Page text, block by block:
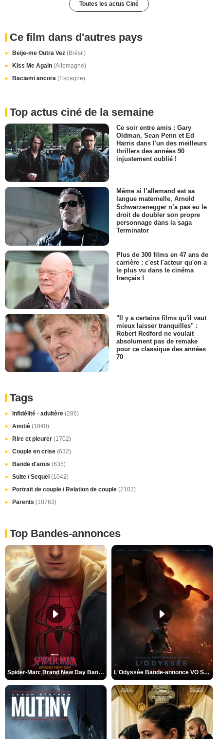
Toutes les actus Ciné
Ce film dans d'autres pays
Beije-me Outra Vez (Brésil)
Kiss Me Again (Allemagne)
Baciami ancora (Espagne)
Top actus ciné de la semaine
Ce soir entre amis : Gary
Oldman, Sean Penn et Ed
Harris dans l'un des meilleurs
thrillers des années 90
injustement oublié !
Même si l’allemand est sa
langue maternelle, Arnold
Schwarzenegger n’a pas eu le
droit de doubler son propre
personnage dans la saga
Terminator
Plus de 300 films en 47 ans de
carrière : c'est l'acteur qu'on a
le plus vu dans le cinéma
français !
"Il y a certains films qu'il vaut
mieux laisser tranquilles" :
Robert Redford ne voulait
absolument pas de remake
pour ce classique des années
70
Tags
Infidélité - adultère (286)
Amitié (1840)
Rire et pleurer (1702)
Couple en crise (632)
Bande d'amis (635)
Suite / Sequel (1042)
Portrait de couple / Relation de couple (2102)
Parents (10763)
Top Bandes-annonces
Spider-Man: Brand New Day Bande-annonce VO STFR L'Odyssée Bande-annonce VO STFR